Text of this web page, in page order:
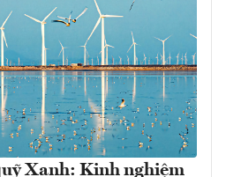
Xanh: Kinh nghiệm